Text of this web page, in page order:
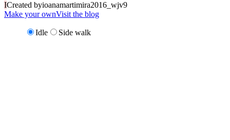
ICreated byioanamartimira2016_wjv9
Make your ownVisit the blog
Idle Side walk